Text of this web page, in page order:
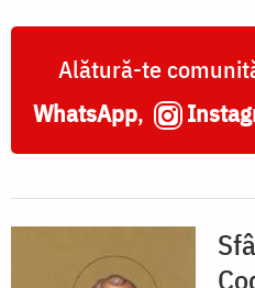
Alătură-te
WhatsApp,